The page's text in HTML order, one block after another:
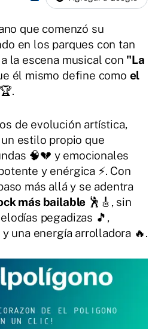
que comenzó su
en los parques con tan
la escena musical con "La
él mismo define como el
🏆.
de evolución artística,
estilo propio que
🧠💔 y emocionales
y enérgica ⚡. Con
más allá y se adentra
más bailable 🕺🎸, sin
pegadizas 🎵,
una energía arrolladora 🔥.